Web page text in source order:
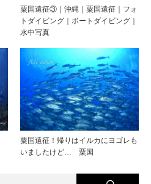
粟国遠征③｜沖縄｜粟国遠征｜フォ
トダイビング｜ボートダイビング｜
水中写真
粟国遠征！帰りはイルカにヨゴレも
いましたけど… 粟国